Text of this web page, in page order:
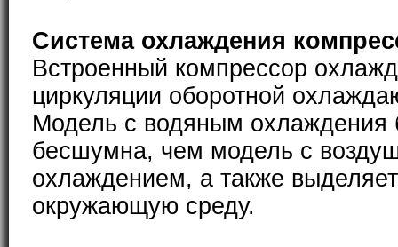
Система охлаждения
Встроенный компрессор
циркуляции оборотной
Модель с водяным охлаждения
бесшумна, чем модель с
охлаждением, а также
окружающую среду.